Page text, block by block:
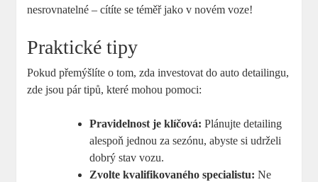
nesrovnatelné – cítíte se ⁢téměř jako v⁢ novém voze! ⁢
Praktické tipy
Pokud přemýšlíte o tom, zda investovat do auto⁣ detailingu,
zde jsou pár tipů, které ​mohou pomoci:
Pravidelnost je klíčová: ‍Plánujte detailing
alespoň jednou za ‍sezónu, abyste si udrželi‍
dobrý stav vozu.
Zvolte kvalifikovaného specialistu: Ne